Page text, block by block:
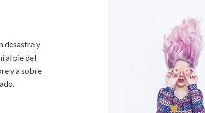
desastre y
al pie del
y a sobre